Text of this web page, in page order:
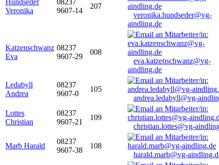
Hundseder
Veronika
08237
9607-14
207
veronika.hundseder@vg-
aindling.de
Katzenschwanz
Eva
08237
9607-29
008
eva.katzenschwanz@vg-
aindling.de
Ledabyll
Andrea
08237
9607-0
105
andrea.ledabyll@vg-
Lottes
Christian
08237
9607-21
109
christian.lottes@vg-
Marb Harald
08237
9607-38
108
harald.marb@vg-